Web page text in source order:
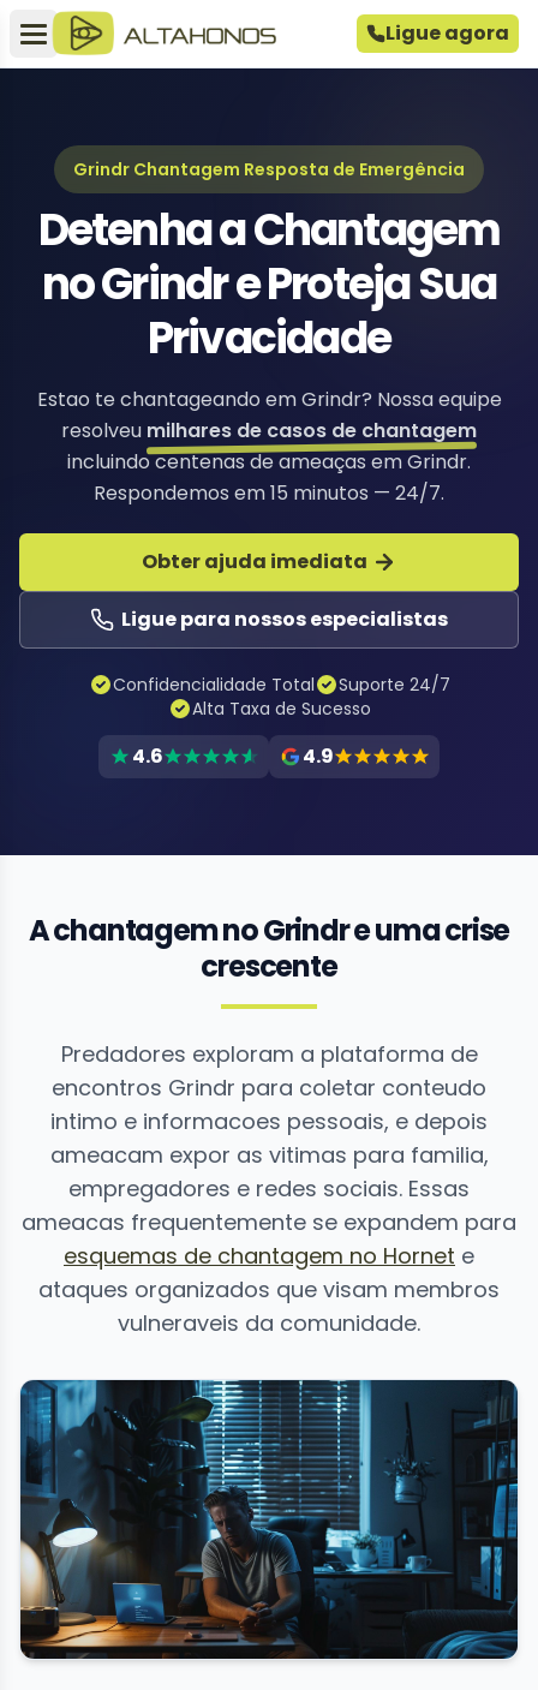
Ligue agora
Grindr Chantagem Resposta de Emergência
Detenha a Chantagem
no Grindr e Proteja Sua
Privacidade
Estao te chantageando em Grindr? Nossa equipe
resolveu milhares de casos de chantagem
incluindo centenas de ameaças em Grindr.
Respondemos em 15 minutos — 24/7.
Obter ajuda imediata
Ligue para nossos especialistas
Confidencialidade Total
Suporte 24/7
Alta Taxa de Sucesso
4.6 4.9
A chantagem no Grindr e uma crise
crescente
Predadores exploram a plataforma de
encontros Grindr para coletar conteudo
intimo e informacoes pessoais, e depois
ameacam expor as vitimas para familia,
empregadores e redes sociais. Essas
ameacas frequentemente se expandem para
esquemas de chantagem no Hornet e
ataques organizados que visam membros
vulneraveis da comunidade.